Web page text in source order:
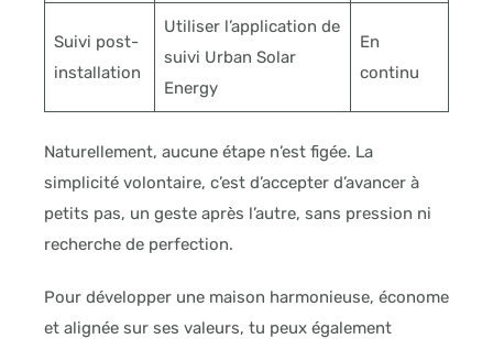
Suivi post-
installation
Utiliser l’application de
suivi Urban Solar
Energy
En
continu
Naturellement, aucune étape n’est figée. La
simplicité volontaire, c’est d’accepter d’avancer à
petits pas, un geste après l’autre, sans pression ni
recherche de perfection.
Pour développer une maison harmonieuse, économe
et alignée sur ses valeurs, tu peux également